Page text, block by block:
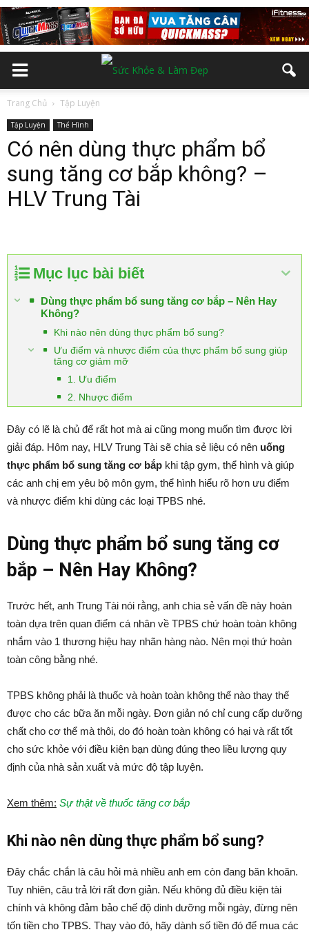
Trang Chủ Tập Luyện
Tập Luyện Thể Hình
Có nên dùng thực phẩm bổ
sung tăng cơ bắp không? –
HLV Trung Tài
Mục lục bài biết
Dùng thực phẩm bổ sung tăng cơ bắp – Nên Hay
Không?
Khi nào nên dùng thực phẩm bổ sung?
Ưu điểm và nhược điểm của thực phẩm bổ sung giúp
tăng cơ giảm mỡ
1. Ưu điểm
2. Nhược điểm
Đây có lẽ là chủ để rất hot mà ai cũng mong muốn tìm được lời
giải đáp. Hôm nay, HLV Trung Tài sẽ chia sẻ liệu có nên uống
thực phẩm bổ sung tăng cơ bắp khi tập gym, thể hình và giúp
các anh chị em yêu bộ môn gym, thể hình hiểu rõ hơn ưu điểm
và nhược điểm khi dùng các loại TPBS nhé.
Dùng thực phẩm bổ sung tăng cơ
bắp – Nên Hay Không?
Trước hết, anh Trung Tài nói rằng, anh chia sẻ vấn đề này hoàn
toàn dựa trên quan điểm cá nhân về TPBS chứ hoàn toàn không
nhắm vào 1 thương hiệu hay nhãn hàng nào. Nên mọi thứ hoàn
toàn công bằng nhé.
TPBS không phải là thuốc và hoàn toàn không thể nào thay thế
được cho các bữa ăn mỗi ngày. Đơn giản nó chỉ cung cấp dưỡng
chất cho cơ thể mà thôi, do đó hoàn toàn không có hại và rất tốt
cho sức khỏe với điều kiện bạn dùng đúng theo liều lượng quy
định của nhà sản xuất và mức độ tập luyện.
Xem thêm: Sự thật về thuốc tăng cơ bắp
Khi nào nên dùng thực phẩm bổ sung?
Đây chắc chắn là câu hỏi mà nhiều anh em còn đang băn khoăn.
Tuy nhiên, câu trả lời rất đơn giản. Nếu không đủ điều kiện tài
chính và không đảm bảo chế độ dinh dưỡng mỗi ngày, đừng nên
tốn tiền cho TPBS. Thay vào đó, hãy dành số tiền đó để mua các